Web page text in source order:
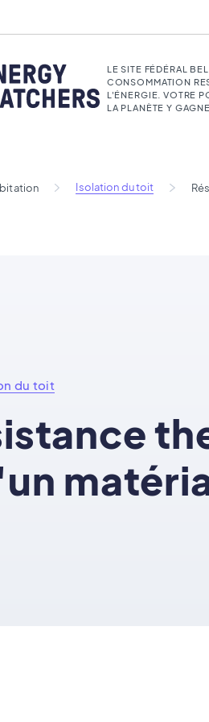
LE SITE FÉDÉRAL
CONSOMMATION
L'ÉNERGIE. VOTRE
LA PLANÈTE Y
Isolation du toit
du toit